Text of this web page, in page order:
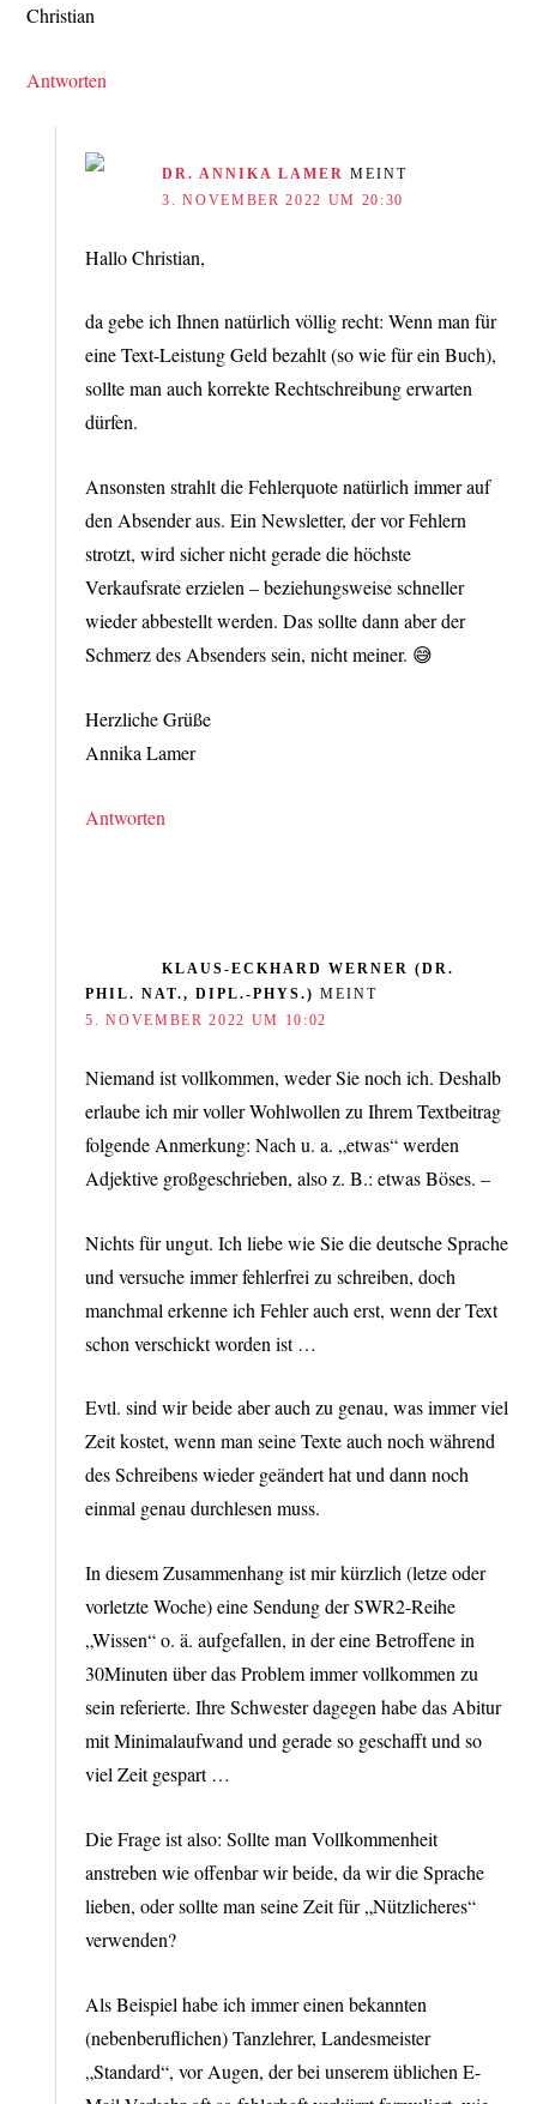
Christian
Antworten
DR. ANNIKA LAMER MEINT
3. NOVEMBER 2022 UM 20:30
Hallo Christian,
da gebe ich Ihnen natürlich völlig recht: Wenn man für
eine Text-Leistung Geld bezahlt (so wie für ein Buch),
sollte man auch korrekte Rechtschreibung erwarten
dürfen.
Ansonsten strahlt die Fehlerquote natürlich immer auf
den Absender aus. Ein Newsletter, der vor Fehlern
strotzt, wird sicher nicht gerade die höchste
Verkaufsrate erzielen – beziehungsweise schneller
wieder abbestellt werden. Das sollte dann aber der
Schmerz des Absenders sein, nicht meiner. 😅
Herzliche Grüße
Annika Lamer
Antworten
KLAUS-ECKHARD WERNER (DR.
PHIL. NAT., DIPL.-PHYS.) MEINT
5. NOVEMBER 2022 UM 10:02
Niemand ist vollkommen, weder Sie noch ich. Deshalb
erlaube ich mir voller Wohlwollen zu Ihrem Textbeitrag
folgende Anmerkung: Nach u. a. „etwas“ werden
Adjektive großgeschrieben, also z. B.: etwas Böses. –
Nichts für ungut. Ich liebe wie Sie die deutsche Sprache
und versuche immer fehlerfrei zu schreiben, doch
manchmal erkenne ich Fehler auch erst, wenn der Text
schon verschickt worden ist …
Evtl. sind wir beide aber auch zu genau, was immer viel
Zeit kostet, wenn man seine Texte auch noch während
des Schreibens wieder geändert hat und dann noch
einmal genau durchlesen muss.
In diesem Zusammenhang ist mir kürzlich (letze oder
vorletzte Woche) eine Sendung der SWR2-Reihe
„Wissen“ o. ä. aufgefallen, in der eine Betroffene in
30Minuten über das Problem immer vollkommen zu
sein referierte. Ihre Schwester dagegen habe das Abitur
mit Minimalaufwand und gerade so geschafft und so
viel Zeit gespart …
Die Frage ist also: Sollte man Vollkommenheit
anstreben wie offenbar wir beide, da wir die Sprache
lieben, oder sollte man seine Zeit für „Nützlicheres“
verwenden?
Als Beispiel habe ich immer einen bekannten
(nebenberuflichen) Tanzlehrer, Landesmeister
„Standard“, vor Augen, der bei unserem üblichen E-